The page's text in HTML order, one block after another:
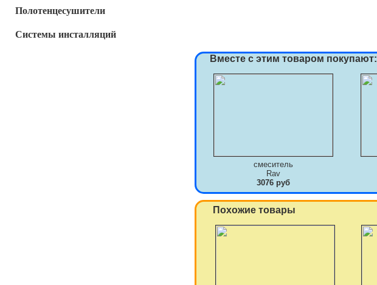
Полотенцесушители
Системы инсталляций
Вместе с этим товаром покупают:
смеситель
Rav
3076 руб
Похожие товары